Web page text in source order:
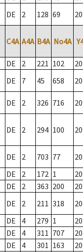
DE 2 128 69
C4A A4A B4A No4A
DE 2 221 102
DE 7 45 658
DE 2 326 716
DE 2 294 100
DE 2 703 77
DE 2 172 1
DE 2 363 200
DE 2 211 318
DE 4 279 1
DE 4 311 707
DE 4 301 163